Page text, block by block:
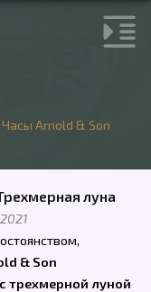
Часы Arnold & Son
луна
& Son
трехмерной луной